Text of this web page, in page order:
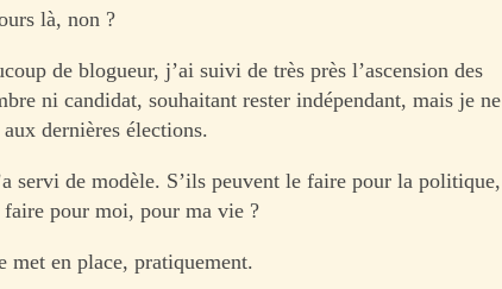
là, non ?
de blogueur, j’ai suivi de très près l’ascension des
ni candidat, souhaitant rester indépendant, mais je ne
dernières élections.
servi de modèle. S’ils peuvent le faire pour la politique,
pour moi, pour ma vie ?
met en place, pratiquement.